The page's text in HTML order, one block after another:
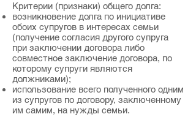
Критерии (признаки) общего долга:
возникновение долга по инициативе
обоих супругов в интересах семьи
(получение согласия другого супруга
при заключении договора либо
совместное заключение договора, по
которому супруги являются
должниками);
использование всего полученного одним
из супругов по договору, заключенному
им самим, на нужды семьи.